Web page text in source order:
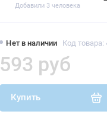
Нет в наличии Код товара:
593 руб
Купить
Добавили 3 человека